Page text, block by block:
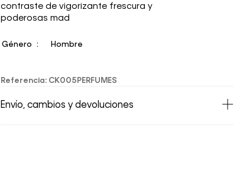
contraste de vigorizante frescura y
poderosas mad
Género Hombre
Referencia: CK005PERFUMES
Envío, cambios y devoluciones